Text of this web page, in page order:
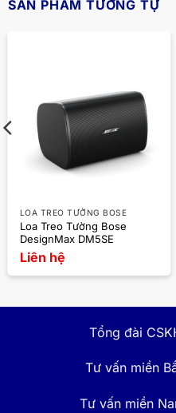
SẢN PHẨM TƯƠNG TỰ
LOA TREO TƯỜNG BOSE
Loa Treo Tường Bose
DesignMax DM5SE
Liên hệ
Tổng đài
Tư vấn miền
Tư vấn miền